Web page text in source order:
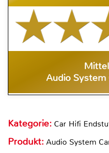
Audio System
Kategorie: Car Hifi
Produkt: Audio System